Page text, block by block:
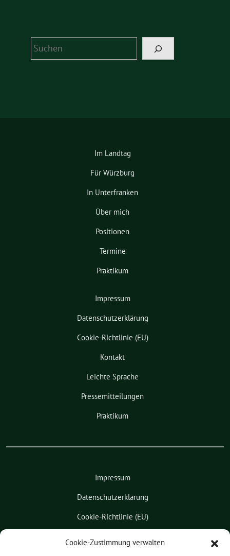
Cookie-Zustimmung verwalten
Suchen
Im Landtag
Für Würzburg
In Unterfranken
Über mich
Positionen
Termine
Praktikum
Impressum
Datenschutzerklärung
Cookie-Richtlinie (EU)
Kontakt
Leichte Sprache
Pressemitteilungen
Praktikum
Impressum
Datenschutzerklärung
Cookie-Richtlinie (EU)